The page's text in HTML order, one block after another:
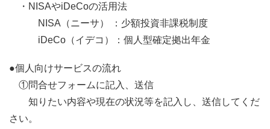
・NISAやiDeCoの活用法
NISA（ニーサ） ：少額投資非課税制度
iDeCo（イデコ）：個人型確定拠出年金
●個人向けサービスの流れ
①問合せフォームに記入、送信
知りたい内容や現在の状況等を記入し、送信してくだ
さい。